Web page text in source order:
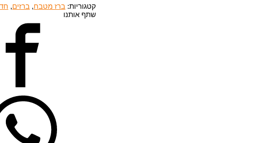
לכיור
מטבח
BS-
קטגוריות: ברז מטבח, ברזים,
שתף אותנו